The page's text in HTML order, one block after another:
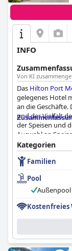
INFO
Von KI
Das Hilton Port
gelegenes Hotel
an die
und der Vielfalt
der Speisen und
Auswahl an
für etwas
sauber,
modernste
Personal wird
Aufmerksamkeit
Das WLAN ist
Stadt. Alles in
Residencesein
Mitarbeitern
Kategorien
Familien
Pool
Außenpool
Kostenfreies